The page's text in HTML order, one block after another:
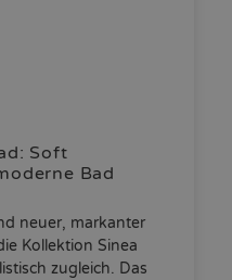
Soft
Bad
neuer, markanter
Kollektion Sinea
zugleich. Das